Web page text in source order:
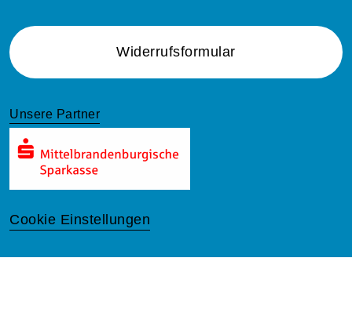
Widerrufsformular
Unsere Partner
Cookie Einstellungen